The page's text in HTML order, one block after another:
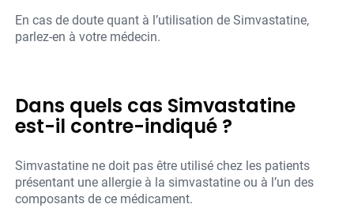
En cas de doute quant à l’utilisation de Simvastatine,
parlez-en à votre médecin.
Dans quels cas Simvastatine
est-il contre-indiqué ?
Simvastatine ne doit pas être utilisé chez les patients
présentant une allergie à la simvastatine ou à l’un des
composants de ce médicament.